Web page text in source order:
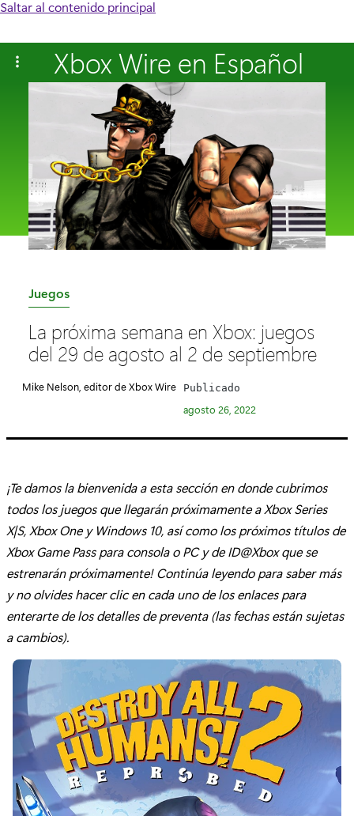
Saltar al contenido principal
Xbox Wire en Español
C
t
e
í
:
Juegos
La próxima semana en Xbox: juegos
del 29 de agosto al 2 de septiembre
Mike Nelson, editor de Xbox Wire Publicado
agosto 26, 2022
¡Te damos la bienvenida a esta sección en donde cubrimos
todos los juegos que llegarán próximamente a Xbox Series
X|S, Xbox One y Windows 10, así como los próximos títulos de
Xbox Game Pass para consola o PC y de ID@Xbox que se
estrenarán próximamente! Continúa leyendo para saber más
y no olvides hacer clic en cada uno de los enlaces para
enterarte de los detalles de preventa (las fechas están sujetas
a cambios).